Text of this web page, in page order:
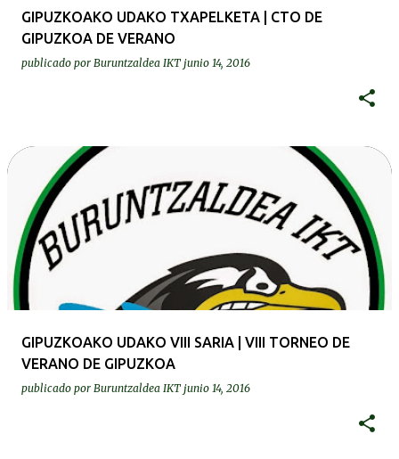
GIPUZKOAKO UDAKO TXAPELKETA | CTO DE
GIPUZKOA DE VERANO
publicado por Buruntzaldea IKT junio 14, 2016
GIPUZKOAKO UDAKO VIII SARIA | VIII TORNEO DE
VERANO DE GIPUZKOA
publicado por Buruntzaldea IKT junio 14, 2016